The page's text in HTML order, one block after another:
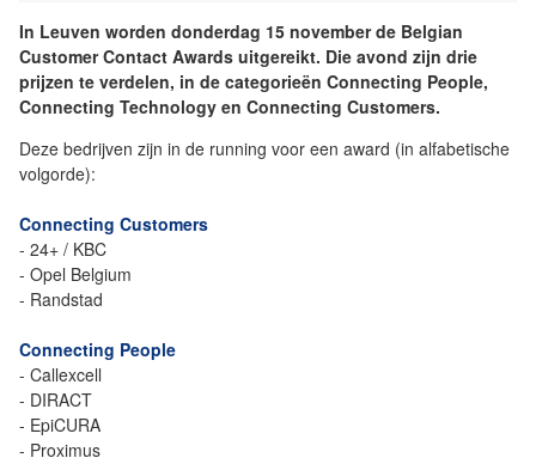
In Leuven worden donderdag 15 november de Belgian
Customer Contact Awards uitgereikt. Die avond zijn drie
prijzen te verdelen, in de categorieën Connecting People,
Connecting Technology en Connecting Customers.
Deze bedrijven zijn in de running voor een award (in alfabetische
volgorde):
Connecting Customers
- 24+ / KBC
- Opel Belgium
- Randstad
Connecting People
- Callexcell
- DIRACT
- EpiCURA
- Proximus